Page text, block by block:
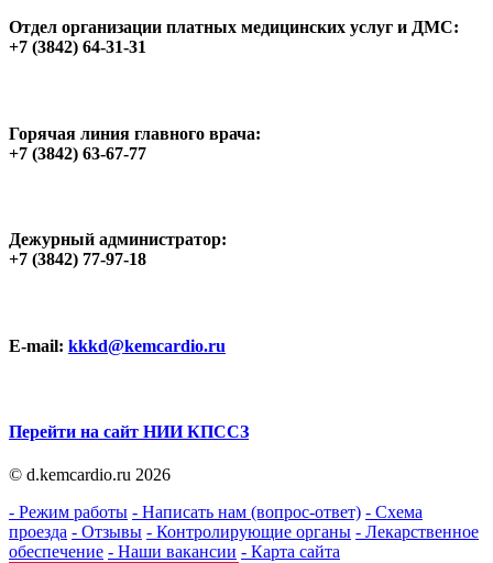
Отдел организации платных медицинских услуг и ДМС:
+7 (3842) 64-31-31
Горячая линия главного врача:
+7 (3842) 63-67-77
Дежурный администратор:
+7 (3842) 77-97-18
E-mail: kkkd@kemcardio.ru
Перейти на сайт НИИ КПССЗ
© d.kemcardio.ru 2026
- Режим работы - Написать нам (вопрос-ответ) - Схема
проезда - Отзывы - Контролирующие органы - Лекарственное
обеспечение - Наши вакансии - Карта сайта